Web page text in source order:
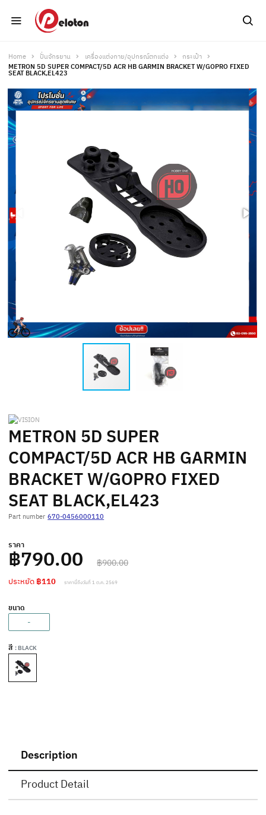
Home ปั่นจักรยาน เครื่องแต่งกาย/อุปกรณ์ตกแต่ง
กระเป๋า
METRON 5D SUPER COMPACT/5D ACR HB GARMIN BRACKET W/GOPRO FIXED
SEAT BLACK,EL423
METRON 5D SUPER
COMPACT/5D ACR HB GARMIN
BRACKET W/GOPRO FIXED
SEAT BLACK,EL423
Part number 670-0456000110
ราคา
฿790.00 ฿900.00
ประหยัด ฿110 ราคานี้ถึงวันที่ 1 ต.ค. 2569
ขนาด
-
สี : BLACK
Description
Product Detail